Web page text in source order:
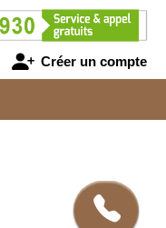
Créer un compte